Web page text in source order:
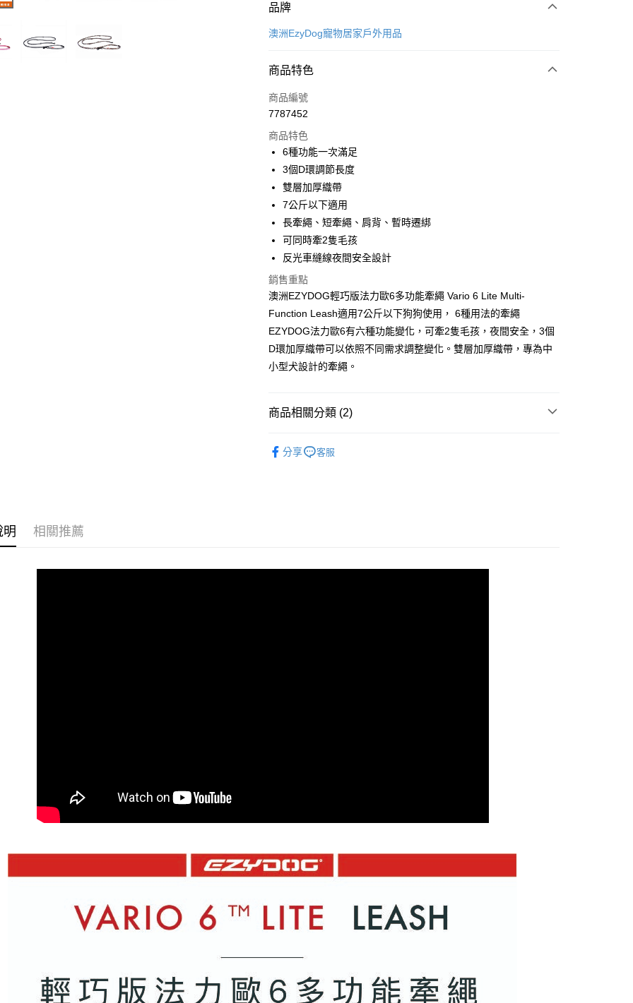
付款方式
信用卡一次付款
Apple Pay
街口支付
悠遊付
ATM付款
運送方式
全家取貨付款
每筆NT$60，滿NT$899(含以上)免運費
每筆NT$60，滿NT$899(含以上)免運費
宅配
每筆NT$100，滿NT$899(含以上)免運費
每筆NT$100，滿NT$899(含以上)免運費
品牌
澳洲EzyDog寵物居家戶外用品
商品特色
商品編號
7787452
商品特色
6種功能一次滿足
3個D環調節長度
雙層加厚織帶
7公斤以下適用
長牽繩、短牽繩、肩背、暫時遷綁
可同時牽2隻毛孩
反光車縫線夜間安全設計
銷售重點
澳洲EZYDOG輕巧版法力歐6多功能牽繩 Vario 6 Lite Multi-
Function Leash適用7公斤以下狗狗使用， 6種用法的牽繩
EZYDOG法力歐6有六種功能變化，可牽2隻毛孩，夜間安全，3個
D環加厚織帶可以依照不同需求調整變化。雙層加厚織帶，專為中
小型犬設計的牽繩。
商品相關分類 (2)
分享 客服
明 相關推薦